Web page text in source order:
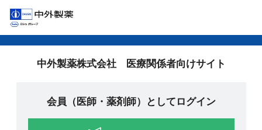
中外製薬株式会社 医療関係者向けサイト
会員（医師・薬剤師）としてログイン